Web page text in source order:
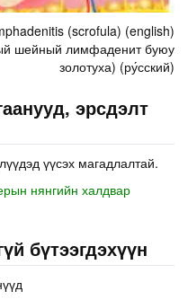
(scrofula) (english)
шейный лимфаденит буюу
золотуха) (ру́сский)
эрсдэлт
үүсэх магадлалтай.
нянгийн халдвар
бүтээгдэхүүн